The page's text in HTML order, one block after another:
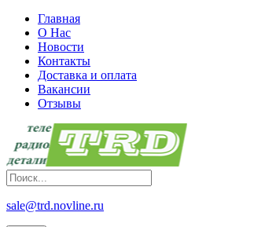
Главная
О Нас
Новости
Контакты
Доставка и оплата
Вакансии
Отзывы
sale@trd.novline.ru